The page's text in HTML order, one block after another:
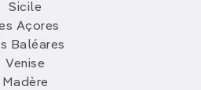
Sicile
Açores
Baléares
Venise
Madère